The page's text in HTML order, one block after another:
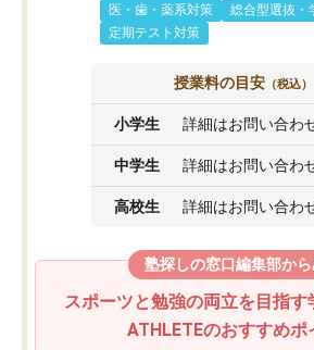
医・歯・薬系対策
総合型選抜・
定期テスト対策
授業料の目安 （税込）
小学生 詳細はお問い合わ
中学生 詳細はお問い合わ
高校生 詳細はお問い合わ
塾探しの窓口編集部か
スポーツと勉強の両立を目指す
ATHLETEのおすすめポ